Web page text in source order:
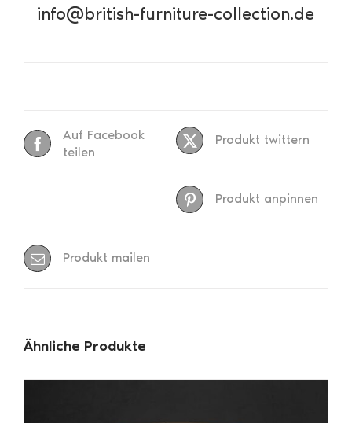
info@british-furniture-collection.de
Auf Facebook
teilen
Produkt twittern
Produkt anpinnen
Produkt mailen
Ähnliche Produkte